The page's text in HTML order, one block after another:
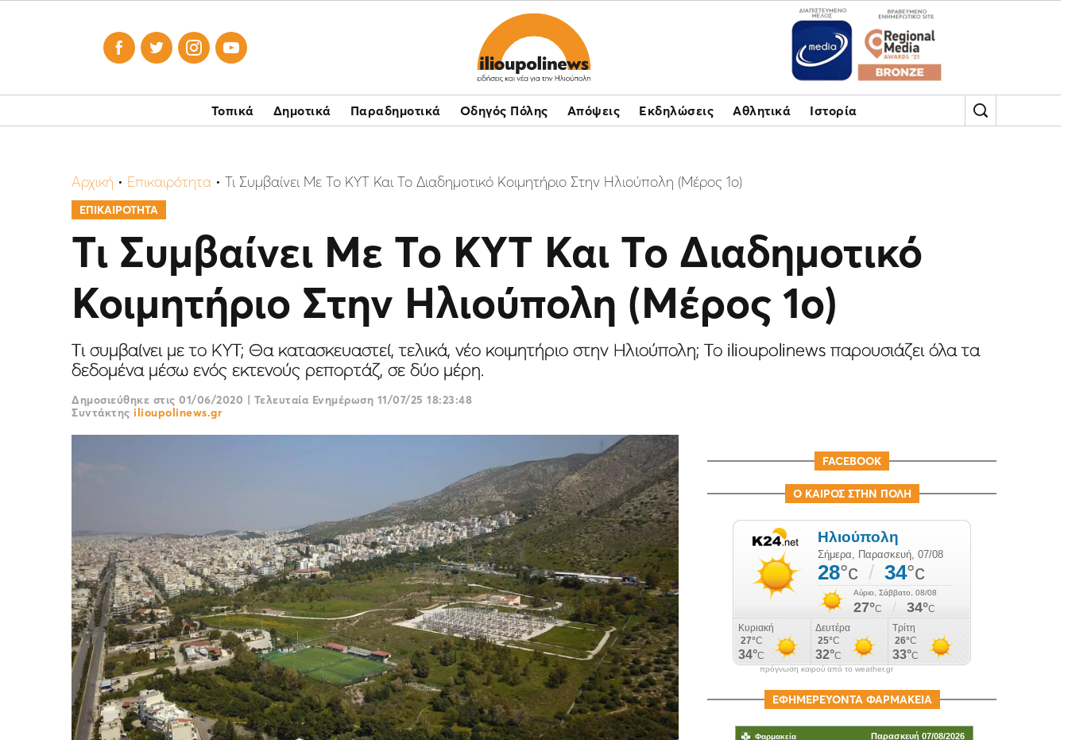
   
Τοπικά Δημοτικά Παραδημοτικά Οδηγός Πόλης Απόψεις Εκδηλώσεις Αθλητικά Ιστορία
Αρχική • Επικαιρότητα • Τι Συμβαίνει Με Το ΚΥΤ Και Το Διαδημοτικό Κοιμητήριο Στην Ηλιούπολη (Μέρος 1ο)
ΕΠΙΚΑΙΡΟΤΗΤΑ
Τι Συμβαίνει Με Το ΚΥΤ Και Το Διαδημοτικό
Κοιμητήριο Στην Ηλιούπολη (Μέρος 1ο)
Tι συμβαίνει με το ΚΥΤ; Θα κατασκευαστεί, τελικά, νέο κοιμητήριο στην Ηλιούπολη; Το ilioupolinews παρουσιάζει όλα τα
δεδομένα μέσω ενός εκτενούς ρεπορτάζ, σε δύο μέρη.
Δημοσιεύθηκε στις 01/06/2020 | Τελευταία Ενημέρωση 11/07/25 18:23:48
Συντάκτης ilioupolinews.gr
FACEBOOK
Ο ΚΑΙΡΟΣ ΣΤΗΝ ΠΟΛΗ
πρόγνωση καιρού από το weather.gr
ΕΦΗΜΕΡΕΥΟΝΤΑ ΦΑΡΜΑΚΕΙΑ